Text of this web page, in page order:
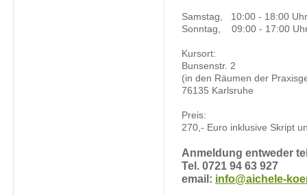
Samstag, 10:00 - 18:00 Uhr
Sonntag, 09:00 - 17:00
Kursort:
Bunsenstr. 2
(in den Räumen der
76135 Karlsruhe
Preis:
270,- Euro inklusive Skript
Anmeldung entweder
Tel. 0721 94 63 927
email: info@aichele-